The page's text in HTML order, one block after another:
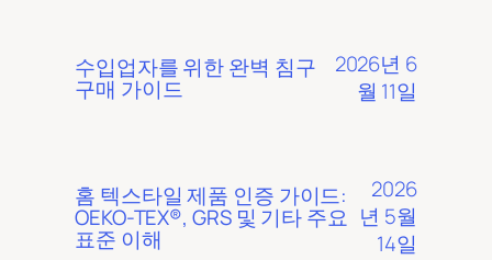
수입업자를 위한 완벽 침구
구매 가이드
2026년 6
월 11일
홈 텍스타일 제품 인증 가이드:
OEKO-TEX®, GRS 및 기타 주요
표준 이해
2026
년 5월
14일